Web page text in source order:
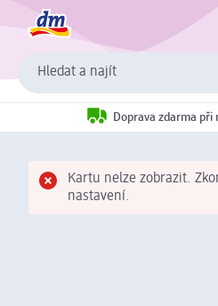
Hledat a najít
Doprava zdarma při
Kartu nelze zobrazit.
nastavení.